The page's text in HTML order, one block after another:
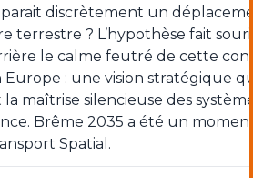
discrètement un
terrestre ? L’hypothèse fait
le calme feutré de cette
: une vision stratégique
maîtrise silencieuse des
Brême 2035 a été un
Spatial.